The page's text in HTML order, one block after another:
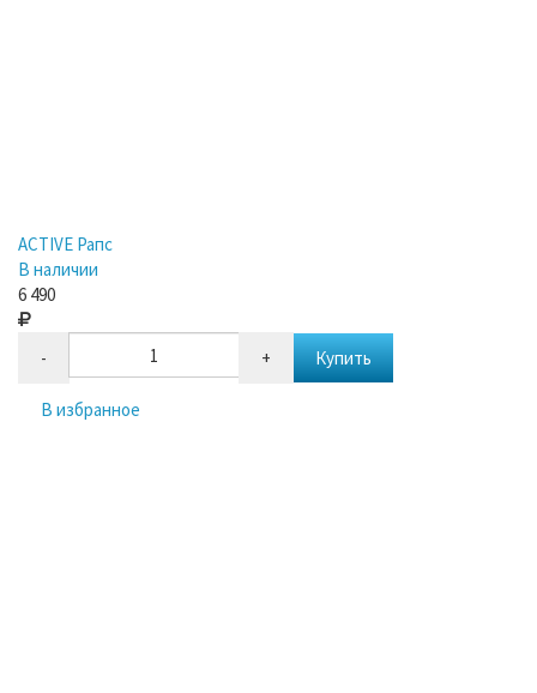
ACTIVE Рапс
В наличии
6 490
- + Купить
В избранное